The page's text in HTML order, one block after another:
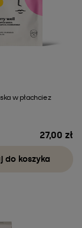
w płachcie z
27,00 zł
do koszyka